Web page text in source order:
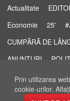
Prin utilizarea
cookie-urilor.
Actualitate
Economie
25'
CUMPĂRĂ DE
ANUNȚURI
Știri...să știi!
RSS Feed